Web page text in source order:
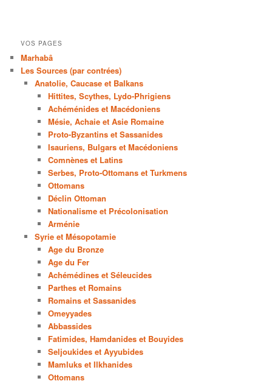
VOS PAGES
Marhabâ
Les Sources (par contrées)
Anatolie, Caucase et Balkans
Hittites, Scythes, Lydo-Phrigiens
Achéménides et Macédoniens
Mésie, Achaie et Asie Romaine
Proto-Byzantins et Sassanides
Isauriens, Bulgars et Macédoniens
Comnènes et Latins
Serbes, Proto-Ottomans et Turkmens
Ottomans
Déclin Ottoman
Nationalisme et Précolonisation
Arménie
Syrie et Mésopotamie
Age du Bronze
Age du Fer
Achémédines et Séleucides
Parthes et Romains
Romains et Sassanides
Omeyyades
Abbassides
Fatimides, Hamdanides et Bouyides
Seljoukides et Ayyubides
Mamluks et Ilkhanides
Ottomans